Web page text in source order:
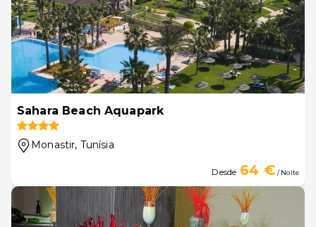
Sahara Beach Aquapark
Monastir, Tunísia
Desde 64 €/ Noite